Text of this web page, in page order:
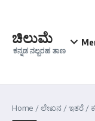
ಚಿಲುಮೆ
ಕನ್ನಡ ನಲ್ಬರಹ ತಾಣ
Home /ಲೇಖನ /ಇತರೆ /